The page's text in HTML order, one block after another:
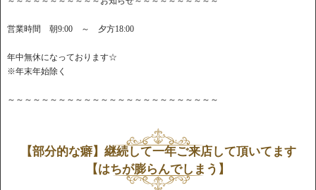
営業時間 朝9:00 ～ 夕方18:00
年中無休になっております☆
※年末年始除く
～～～～～～～～～～～～～～～～～～～～～～～～～
【部分的な癖】継続して一年ご来店して頂いてます
【はちが膨らんでしまう】